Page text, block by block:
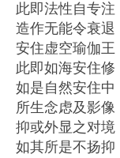
此即法性自专注
造作无能令衰退
安住虚空瑜伽王
此即如海安住修
如是自然安住中
所生念虑及影像
抑或外显之对境
如其所是不扬抑